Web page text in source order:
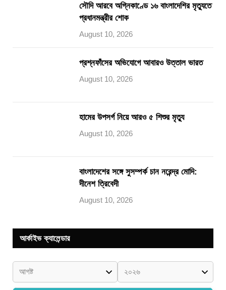
সৌদি আরবে অগ্নিকাণ্ডে ১৬ বাংলাদেশির মৃত্যুতে
প্রধানমন্ত্রীর শোক
August 10, 2026
প্রশ্নফাঁসের অভিযোগে আবারও উত্তাল ভারত
August 10, 2026
হামের উপসর্গ নিয়ে আরও ৫ শিশুর মৃত্যু
August 10, 2026
বাংলাদেশের সঙ্গে সুসম্পর্ক চান নরেন্দ্র মোদি:
দীনেশ ত্রিবেদী
August 10, 2026
আর্কাইভ ক্যালেন্ডার